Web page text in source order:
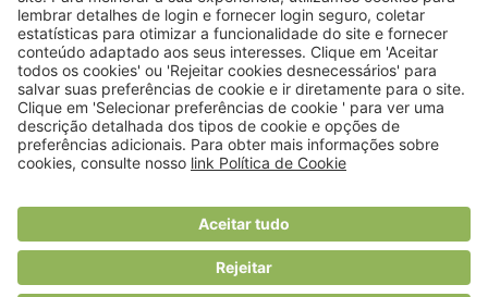
© 2018 Viver Saudável
O portal dos profissionais de nutrição